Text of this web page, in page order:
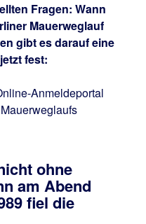
Fragen: Wann
Mauerweglauf
gibt es darauf eine
fest:
Anmeldeportal
ohne
am Abend
fiel die